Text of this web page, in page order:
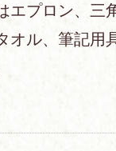
エプロン、三
オル、筆記用